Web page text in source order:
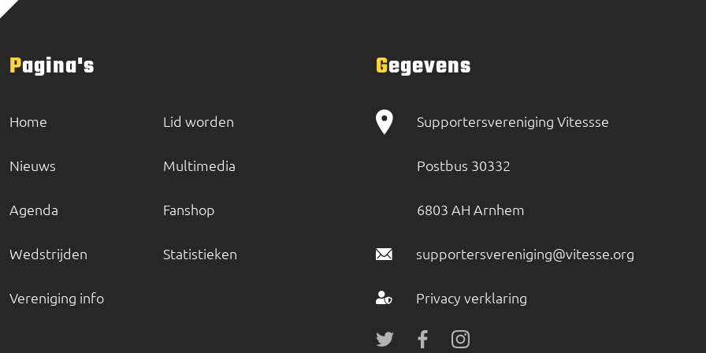
Pagina's
Home
Nieuws
Agenda
Wedstrijden
Vereniging info
Lid worden
Multimedia
Fanshop
Statistieken
Gegevens
Supportersvereniging Vitessse
Postbus 30332
6803 AH Arnhem
supportersvereniging@vitesse.org
Privacy verklaring